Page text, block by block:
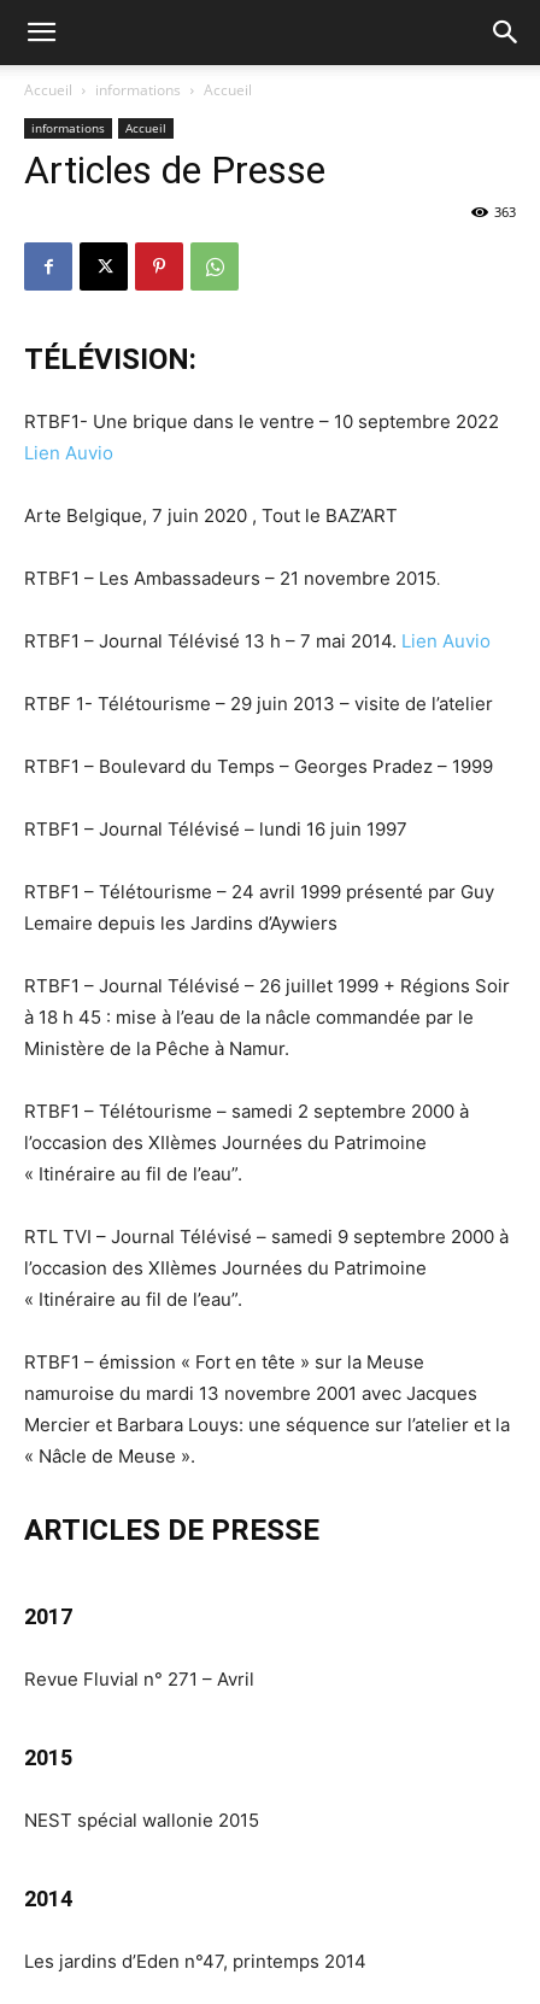
Accueil informations Accueil
informations Accueil
Articles de Presse
363
TÉLÉVISION:
RTBF1- Une brique dans le ventre – 10 septembre 2022
Lien Auvio
Arte Belgique, 7 juin 2020 , Tout le BAZ’ART
RTBF1 – Les Ambassadeurs – 21 novembre 2015.
RTBF1 – Journal Télévisé 13 h – 7 mai 2014. Lien Auvio
RTBF 1- Télétourisme – 29 juin 2013 – visite de l’atelier
RTBF1 – Boulevard du Temps – Georges Pradez – 1999
RTBF1 – Journal Télévisé – lundi 16 juin 1997
RTBF1 – Télétourisme – 24 avril 1999 présenté par Guy
Lemaire depuis les Jardins d’Aywiers
RTBF1 – Journal Télévisé – 26 juillet 1999 + Régions Soir
à 18 h 45 : mise à l’eau de la nâcle commandée par le
Ministère de la Pêche à Namur.
RTBF1 – Télétourisme – samedi 2 septembre 2000 à
l’occasion des XIIèmes Journées du Patrimoine
« Itinéraire au fil de l’eau”.
RTL TVI – Journal Télévisé – samedi 9 septembre 2000 à
l’occasion des XIIèmes Journées du Patrimoine
« Itinéraire au fil de l’eau”.
RTBF1 – émission « Fort en tête » sur la Meuse
namuroise du mardi 13 novembre 2001 avec Jacques
Mercier et Barbara Louys: une séquence sur l’atelier et la
« Nâcle de Meuse ».
ARTICLES DE PRESSE
2017
Revue Fluvial n° 271 – Avril
2015
NEST spécial wallonie 2015
2014
Les jardins d’Eden n°47, printemps 2014